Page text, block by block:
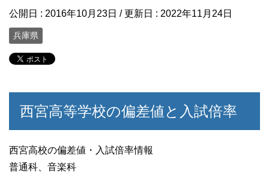
公開日 : 2016年10月23日 / 更新日 : 2022年11月24日
兵庫県
西宮高等学校の偏差値と入試倍率
西宮高校の偏差値・入試倍率情報
普通科、音楽科